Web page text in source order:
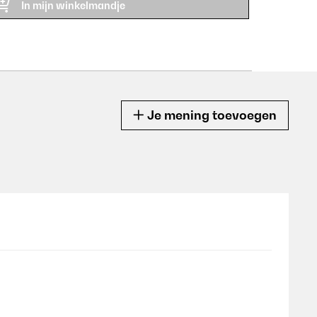
In mijn winkelmandje
Je mening toevoegen